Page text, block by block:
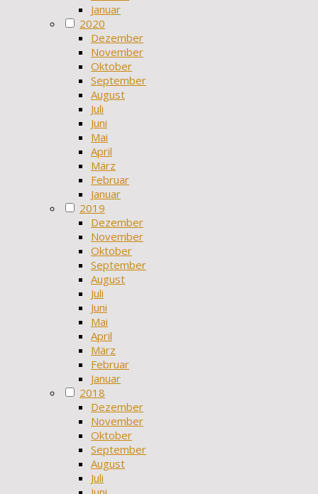
Januar
2020
Dezember
November
Oktober
September
August
Juli
Juni
Mai
April
März
Februar
Januar
2019
Dezember
November
Oktober
September
August
Juli
Juni
Mai
April
März
Februar
Januar
2018
Dezember
November
Oktober
September
August
Juli